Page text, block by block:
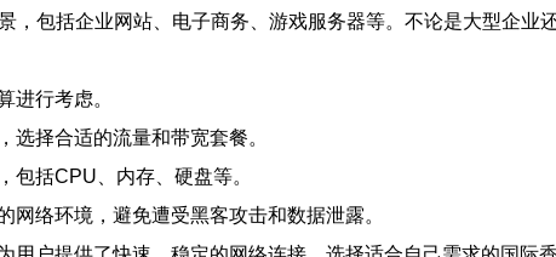
，包括企业网站、电子商务、游戏服务器等。不论是大型企
进行考虑。
选择合适的流量和带宽套餐。
包括CPU、内存、硬盘等。
络环境，避免遭受黑客攻击和数据泄露。